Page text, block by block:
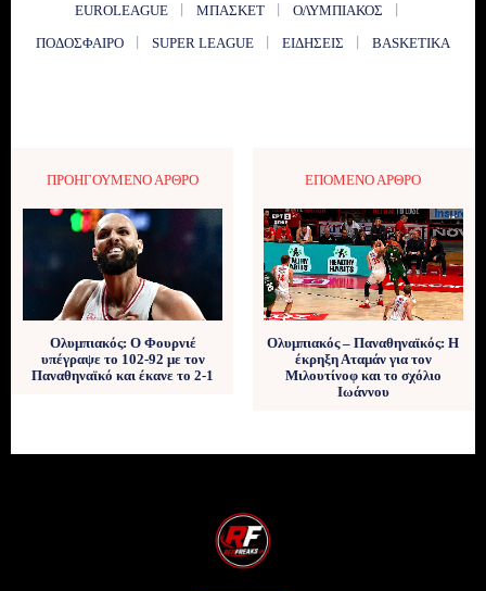
EUROLEAGUE ΜΠΆΣΚΕΤ
ΟΛΥΜΠΙΑΚΌΣ
ΠΟΔΌΣΦΑΙΡΟ
SUPER LEAGUE ΕΙΔΉΣΕΙΣ BASKETIKA
ΠΡΟΗΓΟΎΜΕΝΟ ΆΡΘΡΟ
Ολυμπιακός: Ο Φουρνιέ
υπέγραψε το 102-92 με τον
Παναθηναϊκό και έκανε το 2-1
ΕΠΌΜΕΝΟ ΆΡΘΡΟ
Ολυμπιακός – Παναθηναϊκός: Η
έκρηξη Αταμάν για τον
Μιλουτίνοφ και το σχόλιο
Ιωάννου